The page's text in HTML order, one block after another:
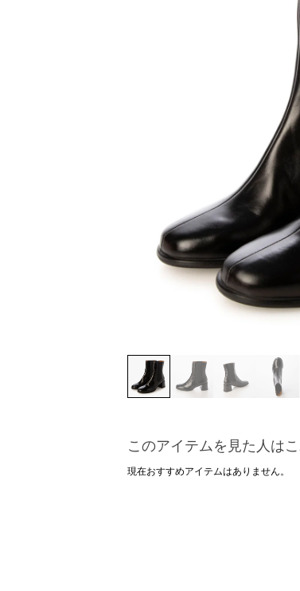
このアイテムを見た人は
現在おすすめアイテムはありません。